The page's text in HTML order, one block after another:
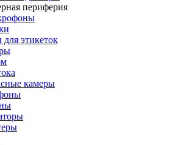
периферия
этикеток
камеры